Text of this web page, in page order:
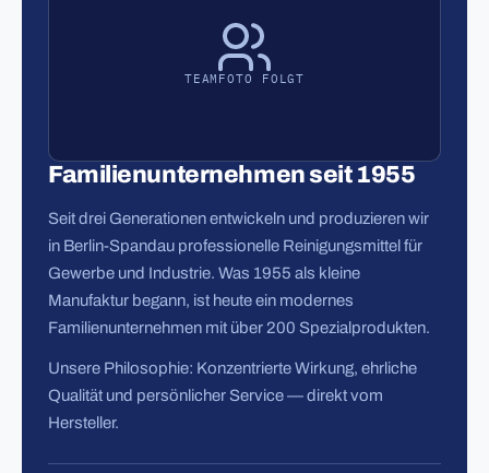
TEAMFOTO FOLGT
Familienunternehmen seit 1955
Seit drei Generationen entwickeln und produzieren wir
in Berlin-Spandau professionelle Reinigungsmittel für
Gewerbe und Industrie. Was 1955 als kleine
Manufaktur begann, ist heute ein modernes
Familienunternehmen mit über 200 Spezialprodukten.
Unsere Philosophie: Konzentrierte Wirkung, ehrliche
Qualität und persönlicher Service — direkt vom
Hersteller.